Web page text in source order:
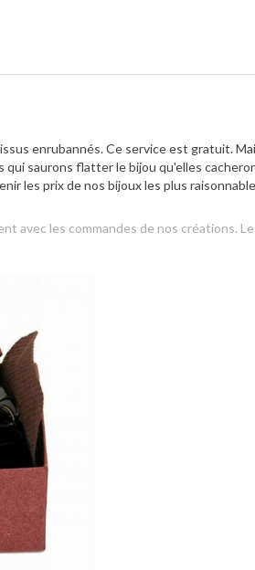
enrubannés. Ce service est gratuit.
saurons flatter le bijou qu'elles
les prix de nos bijoux les plus
avec les commandes de nos créations.